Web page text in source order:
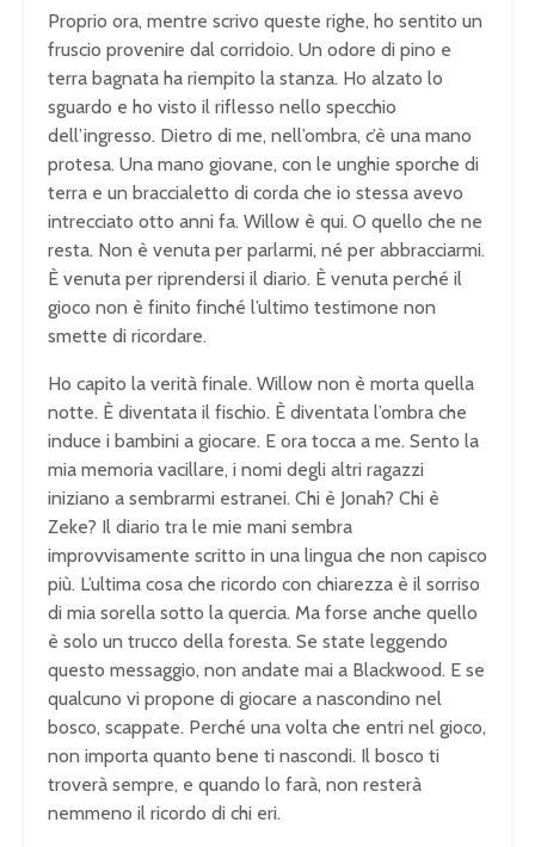
Proprio ora, mentre scrivo queste righe, ho sentito un
fruscio provenire dal corridoio. Un odore di pino e
terra bagnata ha riempito la stanza. Ho alzato lo
sguardo e ho visto il riflesso nello specchio
dell’ingresso. Dietro di me, nell’ombra, c’è una mano
protesa. Una mano giovane, con le unghie sporche di
terra e un braccialetto di corda che io stessa avevo
intrecciato otto anni fa. Willow è qui. O quello che ne
resta. Non è venuta per parlarmi, né per abbracciarmi.
È venuta per riprendersi il diario. È venuta perché il
gioco non è finito finché l’ultimo testimone non
smette di ricordare.
Ho capito la verità finale. Willow non è morta quella
notte. È diventata il fischio. È diventata l’ombra che
induce i bambini a giocare. E ora tocca a me. Sento la
mia memoria vacillare, i nomi degli altri ragazzi
iniziano a sembrarmi estranei. Chi è Jonah? Chi è
Zeke? Il diario tra le mie mani sembra
improvvisamente scritto in una lingua che non capisco
più. L’ultima cosa che ricordo con chiarezza è il sorriso
di mia sorella sotto la quercia. Ma forse anche quello
è solo un trucco della foresta. Se state leggendo
questo messaggio, non andate mai a Blackwood. E se
qualcuno vi propone di giocare a nascondino nel
bosco, scappate. Perché una volta che entri nel gioco,
non importa quanto bene ti nascondi. Il bosco ti
troverà sempre, e quando lo farà, non resterà
nemmeno il ricordo di chi eri.